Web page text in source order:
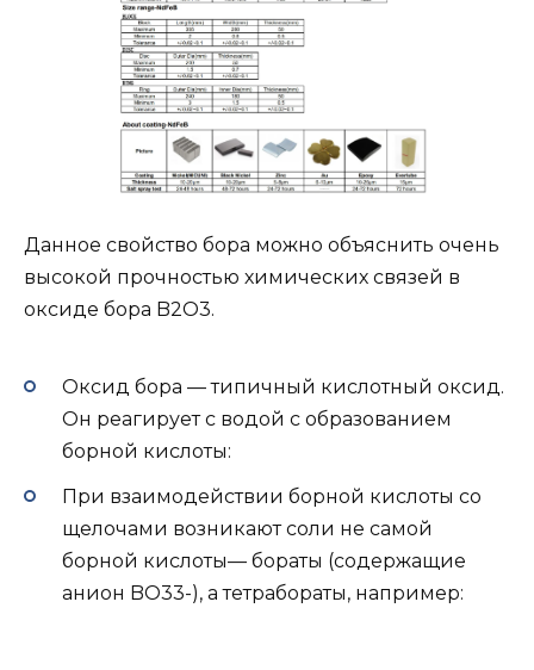
Данное свойство бора можно объяснить очень
высокой прочностью химических связей в
оксиде бора B2O3.
Оксид бора — типичный кислотный оксид.
Он реагирует с водой с образованием
борной кислоты:
При взаимодействии борной кислоты со
щелочами возникают соли не самой
борной кислоты— бораты (содержащие
анион BO33-), а тетрабораты, например: